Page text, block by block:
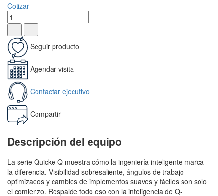
Cotizar
Seguir producto
Agendar visita
Contactar ejecutivo
Compartir
Descripción del equipo
La serie Quicke Q muestra cómo la ingeniería inteligente marca
la diferencia. Visibilidad sobresaliente, ángulos de trabajo
optimizados y cambios de implementos suaves y fáciles son solo
el comienzo. Respalde todo eso con la inteligencia de Q-